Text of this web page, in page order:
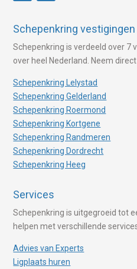
Schepenkring vestigingen
Schepenkring is verdeeld over 7
over heel Nederland. Neem
Schepenkring Lelystad
Schepenkring Gelderland
Schepenkring Roermond
Schepenkring Kortgene
Schepenkring Randmeren
Schepenkring Dordrecht
Schepenkring Heeg
Services
Schepenkring is uitgegroeid tot
helpen met verschillende
Advies van Experts
Ligplaats huren